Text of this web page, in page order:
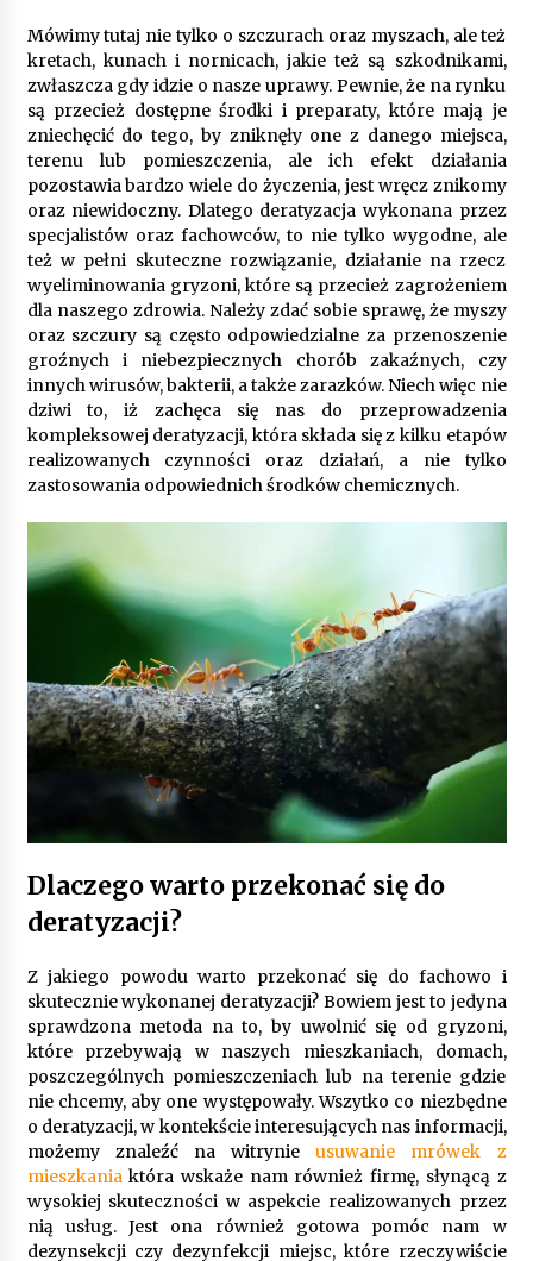
Oferta z pojazdami wyposażonymi w kontenery
– nowoczesne rozwiązanie dla logistyki
9 miesięcy ago
Filtrowanie chłodziwa w procesach obróbki
skrawaniem – wpływ na żywotność narzędzi i
jakość detali
9 miesięcy ago
Automatyzacja zbierania informacji zwrotnych
– oszczędność czasu dzięki recom system
9 miesięcy ago
Startpolish w praktyce – jak szybko przyswajać
nowy język?
10 miesięcy ago
Zakopane: apartament z basenem dla
wymagających
zakupowy
10 miesięcy ago
Nowoczesne rozwiązania opakowaniowe
dopasowane do potrzeb różnych branż
12 miesięcy ago
Gruntowa czy powietrzna pompa ciepła – co
wybrać do ogrzewania domu?
Mówimy tutaj nie tylko o szczurach oraz myszach, ale też
kretach, kunach i nornicach, jakie też są szkodnikami,
zwłaszcza gdy idzie o nasze uprawy. Pewnie, że na rynku
są przecież dostępne środki i preparaty, które mają je
zniechęcić do tego, by zniknęły one z danego miejsca,
terenu lub pomieszczenia, ale ich efekt działania
pozostawia bardzo wiele do życzenia, jest wręcz znikomy
oraz niewidoczny. Dlatego deratyzacja wykonana przez
specjalistów oraz fachowców, to nie tylko wygodne, ale
też w pełni skuteczne rozwiązanie, działanie na rzecz
wyeliminowania gryzoni, które są przecież zagrożeniem
dla naszego zdrowia. Należy zdać sobie sprawę, że myszy
oraz szczury są często odpowiedzialne za przenoszenie
groźnych i niebezpiecznych chorób zakaźnych, czy
innych wirusów, bakterii, a także zarazków. Niech więc nie
dziwi to, iż zachęca się nas do przeprowadzenia
kompleksowej deratyzacji, która składa się z kilku etapów
realizowanych czynności oraz działań, a nie tylko
zastosowania odpowiednich środków chemicznych.
Dlaczego warto przekonać się do
deratyzacji?
Z jakiego powodu warto przekonać się do fachowo i
skutecznie wykonanej deratyzacji? Bowiem jest to jedyna
sprawdzona metoda na to, by uwolnić się od gryzoni,
które przebywają w naszych mieszkaniach, domach,
poszczególnych pomieszczeniach lub na terenie gdzie
nie chcemy, aby one występowały. Wszytko co niezbędne
o deratyzacji, w kontekście interesujących nas informacji,
możemy znaleźć na witrynieusuwanie mrówek z
mieszkaniaktóra wskaże nam również firmę, słynącą z
wysokiej skuteczności w aspekcie realizowanych przez
nią usług. Jest ona również gotowa pomóc nam w
dezynsekcji czy dezynfekcji miejsc, które rzeczywiście